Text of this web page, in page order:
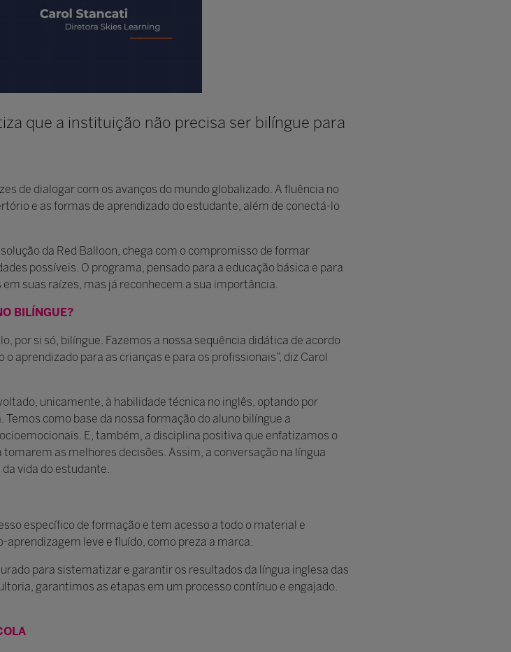
que a instituição não precisa ser bilíngue para
de dialogar com os avanços do mundo globalizado. A fluência no
e as formas de aprendizado do estudante, além de conectá-lo
da Red Balloon, chega com o compromisso de formar
possíveis. O programa, pensado para a educação básica e para
suas raízes, mas já reconhecem a sua importância.
BILÍNGUE?
por si só, bilíngue. Fazemos a nossa sequência didática de acordo
aprendizado para as crianças e para os profissionais”, diz Carol
unicamente, à habilidade técnica no inglês, optando por
como base da nossa formação do aluno bilíngue a
E, também, a disciplina positiva que enfatizamos o
as melhores decisões. Assim, a conversação na língua
vida do estudante.
específico de formação e tem acesso a todo o material e
aprendizagem leve e fluído, como preza a marca.
para sistematizar e garantir os resultados da língua inglesa das
garantimos as etapas em um processo contínuo e engajado.